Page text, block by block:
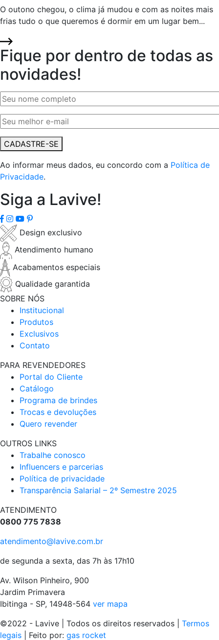
O outono chegou, o clima já mudou e com as noites mais
frias tudo o que queremos é dormir em um lugar bem...
Fique por dentro de todas as
novidades!
CADASTRE-SE
Ao informar meus dados, eu concordo com a Política de
Privacidade.
Siga a Lavive!
Design exclusivo
Atendimento humano
Acabamentos especiais
Qualidade garantida
SOBRE NÓS
Institucional
Produtos
Exclusivos
Contato
PARA REVENDEDORES
Portal do Cliente
Catálogo
Programa de brindes
Trocas e devoluções
Quero revender
OUTROS LINKS
Trabalhe conosco
Influencers e parcerias
Política de privacidade
Transparência Salarial – 2º Semestre 2025
ATENDIMENTO
0800 775 7838
atendimento@lavive.com.br
de segunda a sexta, das 7h às 17h10
Av. Wilson Pinheiro, 900
Jardim Primavera
Ibitinga - SP, 14948-564 ver mapa
©2022 - Lavive | Todos os direitos reservados | Termos
legais | Feito por: gas rocket